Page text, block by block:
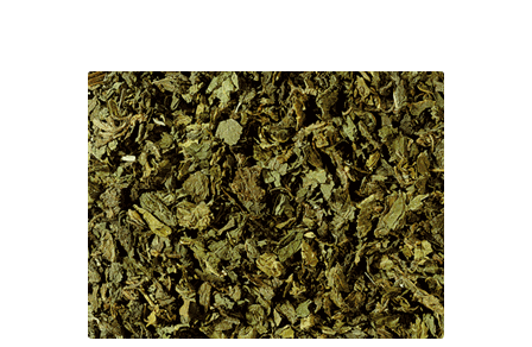
Voit
tehdä
valinnat
tuotteen
sivulla.